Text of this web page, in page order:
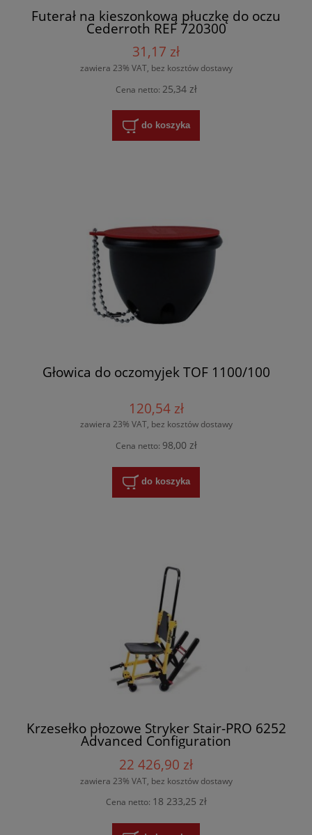
Futerał na kieszonkową płuczkę do oczu
Cederroth REF 720300
31,17 zł
zawiera 23% VAT, bez kosztów dostawy
Cena netto: 25,34 zł
do koszyka
Głowica do oczomyjek TOF 1100/100
120,54 zł
zawiera 23% VAT, bez kosztów dostawy
Cena netto: 98,00 zł
do koszyka
Krzesełko płozowe Stryker Stair-PRO 6252
Advanced Configuration
22 426,90 zł
zawiera 23% VAT, bez kosztów dostawy
Cena netto: 18 233,25 zł